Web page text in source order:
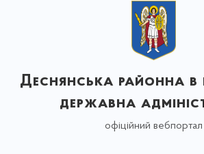
Деснянська районна в
державна
офіційний вебпортал